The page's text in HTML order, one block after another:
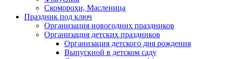
Скоморохи, Масленица
Праздник под ключ
Организация новогодних праздников
Организация детских праздников
Организация детского дня рождения
Выпускной в детском саду